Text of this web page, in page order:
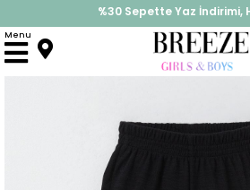
%30 Sepette Yaz İndirimi,
İndirimlere ek %10 İndirimi Kap,
Menu
Anasayfa Alt Giyim Tayt